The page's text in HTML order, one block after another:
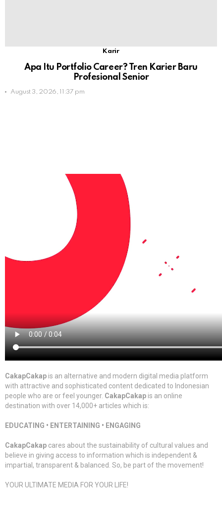
Karir
Apa Itu Portfolio Career? Tren Karier Baru
Profesional Senior
August 3, 2026, 11:37 pm
CakapCakap is an alternative and modern digital media platform
with attractive and sophisticated content dedicated to Indonesian
people who are or feel younger. CakapCakap is an online
destination with over 14,000+ articles which is:
EDUCATING • ENTERTAINING • ENGAGING
CakapCakap cares about the sustainability of cultural values and
believe in giving access to information which is independent &
impartial, transparent & balanced. So, be part of the movement!
YOUR ULTIMATE MEDIA FOR YOUR LIFE!